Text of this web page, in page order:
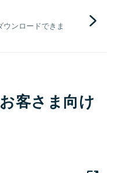
ンロードできま
客さま向け